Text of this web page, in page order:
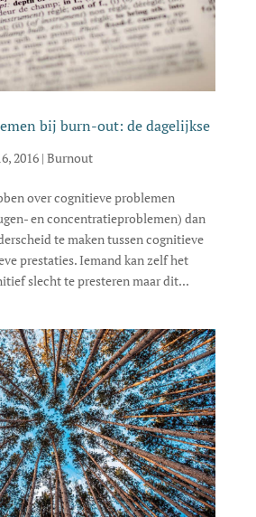
bij burn-out: de dagelijkse
2016| Burnout
over cognitieve problemen
en concentratieproblemen) dan
te maken tussen cognitieve
prestaties. Iemand kan zelf het
slecht te presteren maar dit...